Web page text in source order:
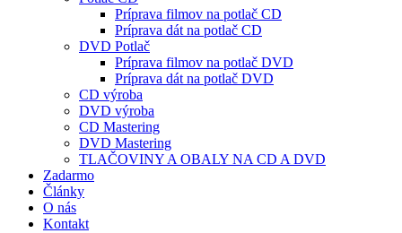
Príprava filmov na potlač CD
Príprava dát na potlač CD
DVD Potlač
Príprava filmov na potlač DVD
Príprava dát na potlač DVD
CD výroba
DVD výroba
CD Mastering
DVD Mastering
TLAČOVINY A OBALY NA CD A DVD
Zadarmo
Články
O nás
Kontakt